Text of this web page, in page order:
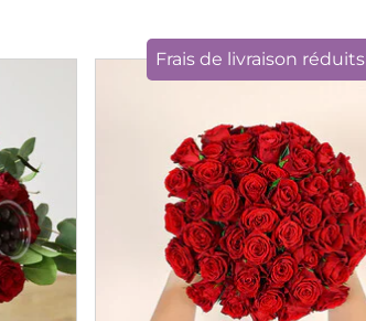
Frais de livraison réduits